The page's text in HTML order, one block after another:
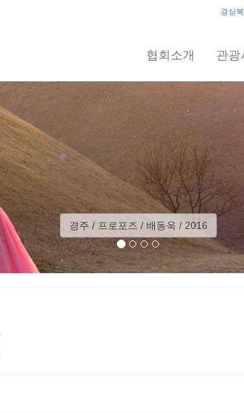
경상
협회소개 관광
경주 / 프로포즈 / 배동욱 / 2016